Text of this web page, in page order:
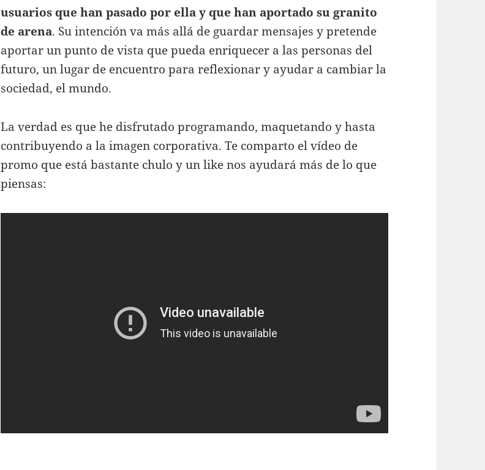
usuarios que han pasado por ella y que han aportado su granito
de arena. Su intención va más allá de guardar mensajes y pretende
aportar un punto de vista que pueda enriquecer a las personas del
futuro, un lugar de encuentro para reflexionar y ayudar a cambiar la
sociedad, el mundo.
La verdad es que he disfrutado programando, maquetando y hasta
contribuyendo a la imagen corporativa. Te comparto el vídeo de
promo que está bastante chulo y un like nos ayudará más de lo que
piensas: